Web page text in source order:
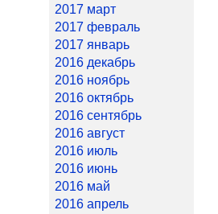
2017 март
2017 февраль
2017 январь
2016 декабрь
2016 ноябрь
2016 октябрь
2016 сентябрь
2016 август
2016 июль
2016 июнь
2016 май
2016 апрель